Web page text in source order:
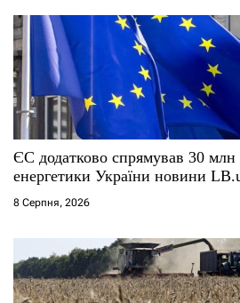
ЄС додатково спрямував 30
енергетики України новини
8 Серпня, 2026